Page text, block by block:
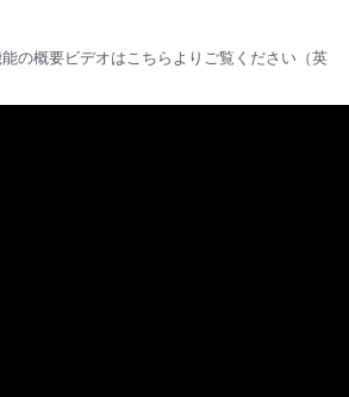
の概要ビデオはこちらよりご覧ください（英